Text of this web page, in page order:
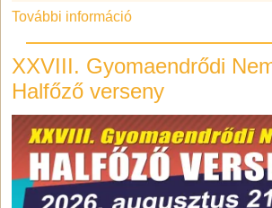
További információ
XXVIII. Gyomaendrődi
Halfőző verseny